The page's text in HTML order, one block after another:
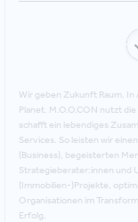
Wir geben Zukunft Raum.
Planet. M.O.O.CON nutzt
schafft ein lebendiges
Services. So leisten wir
(Business), begeisterten
Strategieberater:innen und
(Immobilien-)Projekte,
Organisationen im
Erfolg.